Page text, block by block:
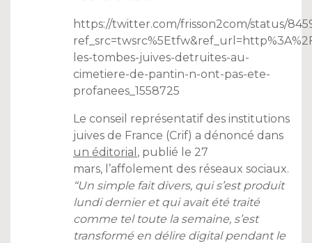
https://twitter.com/frisson2com/status/
les-tombes-juives-detruites-au-
cimetiere-de-pantin-n-ont-pas-ete-
profanees_1558725
Le conseil représentatif des institutions
juives de France (Crif) a dénoncé dans
un éditorial , publié le 27
mars, l’affolement des réseaux sociaux.
“Un simple fait divers, qui s’est produit
lundi dernier et qui avait été traité
comme tel toute la semaine, s’est
transformé en délire digital pendant le